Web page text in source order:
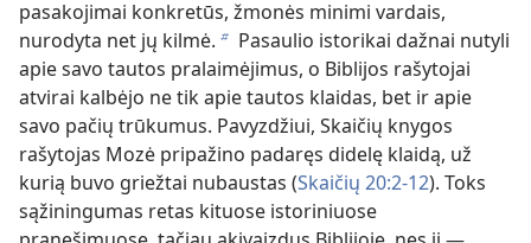
pasakojimai konkretūs, žmonės minimi vardais,
nurodyta net jų kilmė. b Pasaulio istorikai dažnai nutyli
apie savo tautos pralaimėjimus, o Biblijos rašytojai
atvirai kalbėjo ne tik apie tautos klaidas, bet ir apie
savo pačių trūkumus. Pavyzdžiui, Skaičių knygos
rašytojas Mozė pripažino padaręs didelę klaidą, už
kurią buvo griežtai nubaustas (Skaičių 20:2-12). Toks
sąžiningumas retas kituose istoriniuose